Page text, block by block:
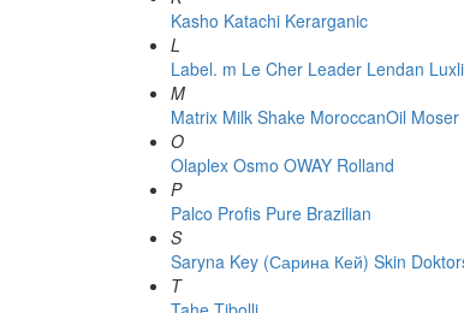
Kasho Katachi Kerarganic
L
Label. m Le Cher Leader Lendan
M
Matrix Milk Shake MoroccanOil Moser
O
Olaplex Osmo OWAY Rolland
P
Palco Profis Pure Brazilian
S
Saryna Key (Сарина Кей) Skin
T